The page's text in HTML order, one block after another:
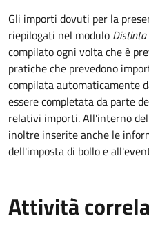
Gli importi dovuti per la
riepilogati nel modulo
compilato ogni volta che è
pratiche che prevedono
compilata automaticamente
essere completata da parte
relativi importi.All'interno
inoltre inserite anche le
dell'imposta di bollo e
Attività